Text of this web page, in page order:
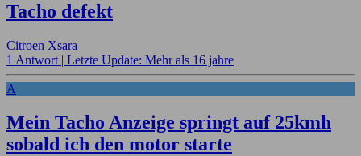
Tacho defekt
Citroen Xsara
1 Antwort | Letzte Update: Mehr als 16 jahre
A
Mein Tacho Anzeige springt auf 25kmh
sobald ich den motor starte